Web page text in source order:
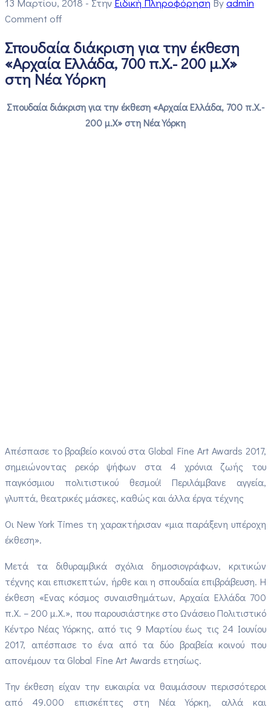
Comment off
Σπουδαία διάκριση για την έκθεση
«Αρχαία Ελλάδα, 700 π.Χ.- 200 μ.Χ»
στη Νέα Υόρκη
Σπουδαία διάκριση για την έκθεση «Αρχαία Ελλάδα, 700 π.Χ.-
200 μ.Χ» στη Νέα Υόρκη
Απέσπασε το βραβείο κοινού στα Global Fine Art Awards 2017,
σημειώνοντας ρεκόρ ψήφων στα 4 χρόνια ζωής του
παγκόσμιου πολιτιστικού θεσμού! Περιλάμβανε αγγεία,
γλυπτά, θεατρικές μάσκες, καθώς και άλλα έργα τέχνης
Οι New York Times τη χαρακτήρισαν «μια παράξενη υπέροχη
έκθεση».
Μετά τα διθυραμβικά σχόλια δημοσιογράφων, κριτικών
τέχνης και επισκεπτών, ήρθε και η σπουδαία επιβράβευση. Η
έκθεση «Ενας κόσμος συναισθημάτων, Αρχαία Ελλάδα 700
π.Χ. – 200 μ.Χ.», που παρουσιάστηκε στο Ωνάσειο Πολιτιστικό
Κέντρο Νέας Υόρκης, από τις 9 Μαρτίου έως τις 24 Ιουνίου
2017, απέσπασε το ένα από τα δύο βραβεία κοινού που
απονέμουν τα Global Fine Art Awards ετησίως.
Την έκθεση είχαν την ευκαιρία να θαυμάσουν περισσότεροι
από 49.000 επισκέπτες στη Νέα Υόρκη, αλλά και